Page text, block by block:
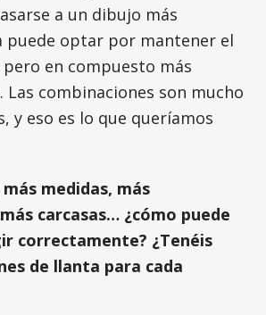
a un dibujo más
puede optar por mantener el
en compuesto más
Las combinaciones son mucho
y eso es lo que queríamos
medidas, más
carcasas… ¿cómo puede
correctamente? ¿Tenéis
de llanta para cada